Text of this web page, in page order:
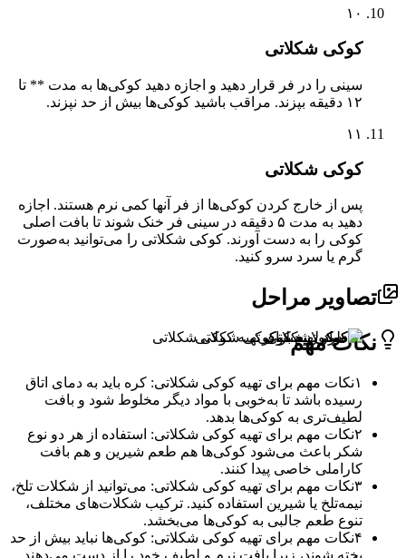
کوکی شکلاتی
سینی را در فر قرار دهید و اجازه دهید کوکی‌ها به مدت ** تا
کوکی شکلاتی
پس از خارج کردن کوکی‌ها از فر آنها کمی نرم هستند. اجازه
دهید به مدت ۵ دقیقه در سینی فر خنک شوند تا بافت اصلی
کوکی را به دست آورند. کوکی شکلاتی را می‌توانید به‌صورت
گرم یا سرد سرو کنید.
مراحل
مهم
نکات مهم برای تهیه کوکی شکلاتی: کره باید به دمای اتاق
رسیده باشد تا به‌خوبی با مواد دیگر مخلوط شود و بافت
لطیف‌تری به کوکی‌ها بدهد.
نکات مهم برای تهیه کوکی شکلاتی: استفاده از هر دو نوع
شکر باعث می‌شود کوکی‌ها هم طعم شیرین و هم بافت
کاراملی خاصی پیدا کنند.
نکات مهم برای تهیه کوکی شکلاتی: می‌توانید از شکلات تلخ،
نیمه‌تلخ یا شیرین استفاده کنید. ترکیب شکلات‌های مختلف،
تنوع طعم جالبی به کوکی‌ها می‌بخشد.
نکات مهم برای تهیه کوکی شکلاتی: کوکی‌ها نباید بیش از حد
پخته شوند، زیرا بافت نرم و لطیف خود را از دست می‌دهند.